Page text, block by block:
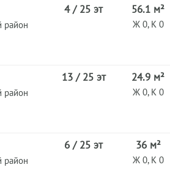
район
4 / 25 эт 56.1 м²
Ж 0, К 0
район
13 / 25 эт 24.9 м²
Ж 0, К 0
район
6 / 25 эт 36 м²
Ж 0, К 0